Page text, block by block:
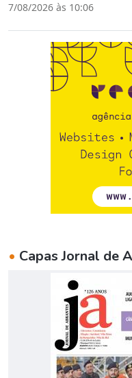
7/08/2026 às 10:06
• Capas Jornal de